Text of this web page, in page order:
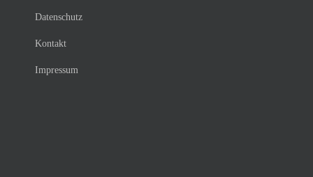
Datenschutz
Kontakt
Impressum